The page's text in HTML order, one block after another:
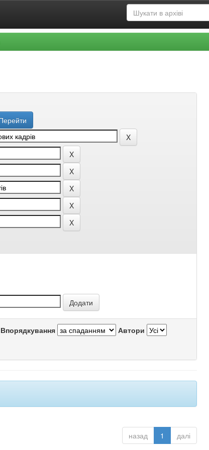
Впорядкування Автори
назад 1 далі